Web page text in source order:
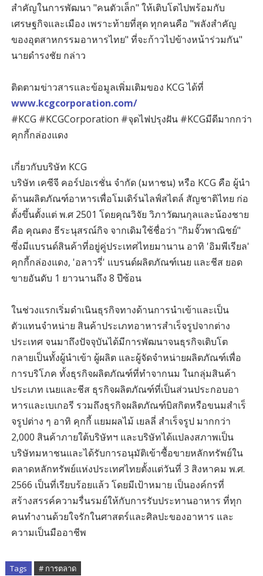
สำคัญในการพัฒนา "คนตัวเล็ก" ให้เติบโตไปพร้อมกับ
เศรษฐกิจและเมือง เพราะท้ายที่สุด ทุกคนคือ "พลังสำคัญ
ของอุตสาหกรรมอาหารไทย" ที่จะก้าวไปข้างหน้าร่วมกัน"
นายดำรงชัย กล่าว
ติดตามข่าวสารและข้อมูลเพิ่มเติมของ KCG ได้ที่
www.kcgcorporation.com/
#KCG #KCGCorporation #จุดไฟปรุงฝัน #KCGมีดีมากกว่า
คุกกี้กล่องแดง
เกี่ยวกับบริษัท KCG
บริษัท เคซีจี คอร์ปอเรชั่น จำกัด (มหาชน) หรือ KCG คือ ผู้นำ
ด้านผลิตภัณฑ์อาหารเพื่อโมเดิร์นไลฟ์สไตล์ สัญชาติไทย ก่อ
ตั้งขึ้นตั้งแต่ พ.ศ 2501 โดยคุณวิจัย วิภาวัฒนกุลและน้องชาย
คือ คุณตง ธีระนุสรณ์กิจ จากเดิมใช้ชื่อว่า "กิมจั๊วพาณิชย์"
ซึ่งมีแบรนด์สินค้าที่อยู่คู่ประเทศไทยมานาน อาทิ 'อิมพีเรียล'
คุกกี้กล่องแดง, 'อลาวรี่' แบรนด์ผลิตภัณฑ์เนย และชีส ยอด
ขายอันดับ 1 ยาวนานถึง 8 ปีซ้อน
ในช่วงแรกเริ่มดำเนินธุรกิจทางด้านการนำเข้าและเป็น
ตัวแทนจำหน่าย สินค้าประเภทอาหารสำเร็จรูปจากต่าง
ประเทศ จนมาถึงปัจจุบันได้มีการพัฒนาจนธุรกิจเติบโต
กลายเป็นทั้งผู้นำเข้า ผู้ผลิต และผู้จัดจำหน่ายผลิตภัณฑ์เพื่อ
การบริโภค ทั้งธุรกิจผลิตภัณฑ์ที่ทำจากนม ในกลุ่มสินค้า
ประเภท เนยและชีส ธุรกิจผลิตภัณฑ์ที่เป็นส่วนประกอบอา
หารและเบเกอรี รวมถึงธุรกิจผลิตภัณฑ์บิสกิตหรือขนมสําเร็
จรูปต่าง ๆ อาทิ คุกกี้ แยมผลไม้ เยลลี่ สําเร็จรูป มากกว่า
2,000 สินค้าภายใต้บริษัทฯ และบริษัทได้แปลงสภาพเป็น
บริษัทมหาชนและได้รับการอนุมัติเข้าซื้อขายหลักทรัพย์ใน
ตลาดหลักทรัพย์แห่งประเทศไทยตั้งแต่วันที่ 3 สิงหาคม พ.ศ.
2566 เป็นที่เรียบร้อยแล้ว โดยมีเป้าหมาย เป็นองค์กรที่
สร้างสรรค์ความรื่นรมย์ให้กับการรับประทานอาหาร ที่ทุก
คนทำงานด้วยใจรักในศาสตร์และศิลปะของอาหาร และ
ความเป็นมืออาชีพ
Tags # การตลาด